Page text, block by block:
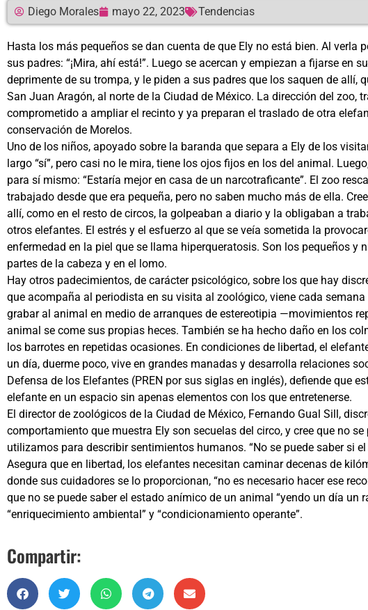
Diego Morales mayo 22, 2023 Tendencias
Hasta los más pequeños se dan cuenta de que Ely no está bien. Al verla
sus padres: “¡Mira, ahí está!”. Luego se acercan y empiezan a fijarse en
deprimente de su trompa, y le piden a sus padres que los saquen de allí,
San Juan Aragón, al norte de la Ciudad de México. La dirección del zoo,
comprometido a ampliar el recinto y ya preparan el traslado de otra
conservación de Morelos.
Uno de los niños, apoyado sobre la baranda que separa a Ely de los
largo “sí”, pero casi no le mira, tiene los ojos fijos en los del animal.
para sí mismo: “Estaría mejor en casa de un narcotraficante”. El zoo
trabajado desde que era pequeña, pero no saben mucho más de ella.
allí, como en el resto de circos, la golpeaban a diario y la obligaban a
otros elefantes. El estrés y el esfuerzo al que se veía sometida la
enfermedad en la piel que se llama hiperqueratosis. Son los pequeños y
partes de la cabeza y en el lomo.
Hay otros padecimientos, de carácter psicológico, sobre los que hay
que acompaña al periodista en su visita al zoológico, viene cada
grabar al animal en medio de arranques de estereotipia —movimientos
animal se come sus propias heces. También se ha hecho daño en los
los barrotes en repetidas ocasiones. En condiciones de libertad, el
un día, duerme poco, vive en grandes manadas y desarrolla relaciones
Defensa de los Elefantes (PREN por sus siglas en inglés), defiende que
elefante en un espacio sin apenas elementos con los que entretenerse.
El director de zoológicos de la Ciudad de México, Fernando Gual Sill,
comportamiento que muestra Ely son secuelas del circo, y cree que no
utilizamos para describir sentimientos humanos. “No se puede saber si
Asegura que en libertad, los elefantes necesitan caminar decenas de
donde sus cuidadores se lo proporcionan, “no es necesario hacer ese
que no se puede saber el estado anímico de un animal “yendo un día un
“enriquecimiento ambiental” y “condicionamiento operante”.
Compartir: